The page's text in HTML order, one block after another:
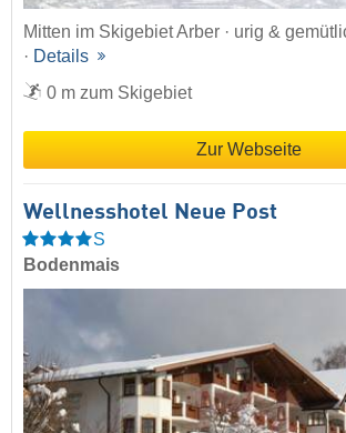
Mitten im Skigebiet Arber · urig &
· Details
0 m zum Skigebiet
Zur Webseite
Wellnesshotel Neue Post
S
Bodenmais